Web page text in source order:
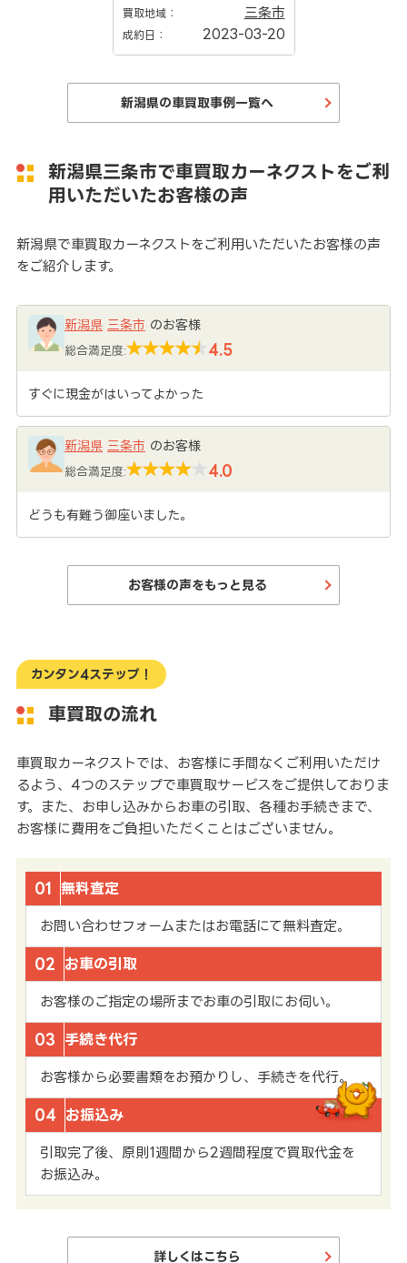
買取地域： 三条市
成約日： 2023-03-20
新潟県の車買取事例一覧へ
新潟県三条市で車買取カーネクストをご利
用いただいたお客様の声
新潟県で車買取カーネクストをご利用いただいたお客様の声
をご紹介します。
新潟県 三条市 のお客様
総合満足度: 4.5
すぐに現金がはいってよかった
新潟県 三条市 のお客様
総合満足度: 4.0
どうも有難う御座いました。
お客様の声をもっと見る
カンタン4ステップ！
車買取の流れ
車買取カーネクストでは、お客様に手間なくご利用いただけ
るよう、4つのステップで車買取サービスをご提供しておりま
す。また、お申し込みからお車の引取、各種お手続きまで、
お客様に費用をご負担いただくことはございません。
01 無料査定
お問い合わせフォームまたはお電話にて無料査定。
02 お車の引取
お客様のご指定の場所までお車の引取にお伺い。
03 手続き代行
お客様から必要書類をお預かりし、手続きを代行。
04 お振込み
引取完了後、原則1週間から2週間程度で買取代金を
お振込み。
詳しくはこちら